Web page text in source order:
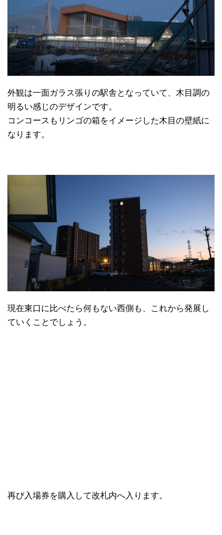
外観は一面ガラス張りの駅舎となっていて、木目調の
明るい感じのデザインです。
コンコースもリンゴの箱をイメージした木目の壁紙に
なります。
現在東口に比べたら何もない西側も、これから発展し
ていくことでしょう。
再び入場券を購入して改札内へ入ります。